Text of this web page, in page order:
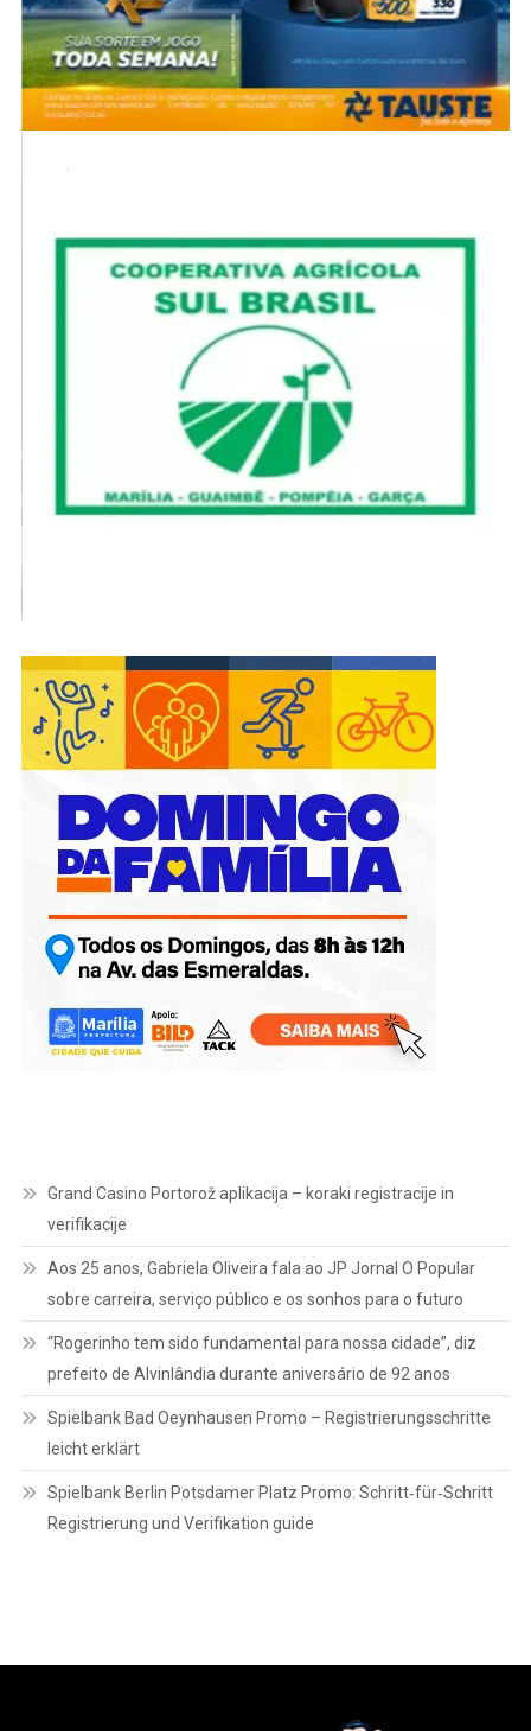
Grand Casino Portorož aplikacija – koraki registracije in
verifikacije
Aos 25 anos, Gabriela Oliveira fala ao JP Jornal O Popular
sobre carreira, serviço público e os sonhos para o futuro
“Rogerinho tem sido fundamental para nossa cidade”, diz
prefeito de Alvinlândia durante aniversário de 92 anos
Spielbank Bad Oeynhausen Promo – Registrierungsschritte
leicht erklärt
Spielbank Berlin Potsdamer Platz Promo: Schritt‑für‑Schritt
Registrierung und Verifikation guide